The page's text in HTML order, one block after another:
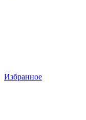
Избранное